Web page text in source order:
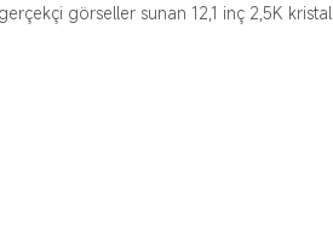
görseller sunan 12,1 inç 2,5K kristal